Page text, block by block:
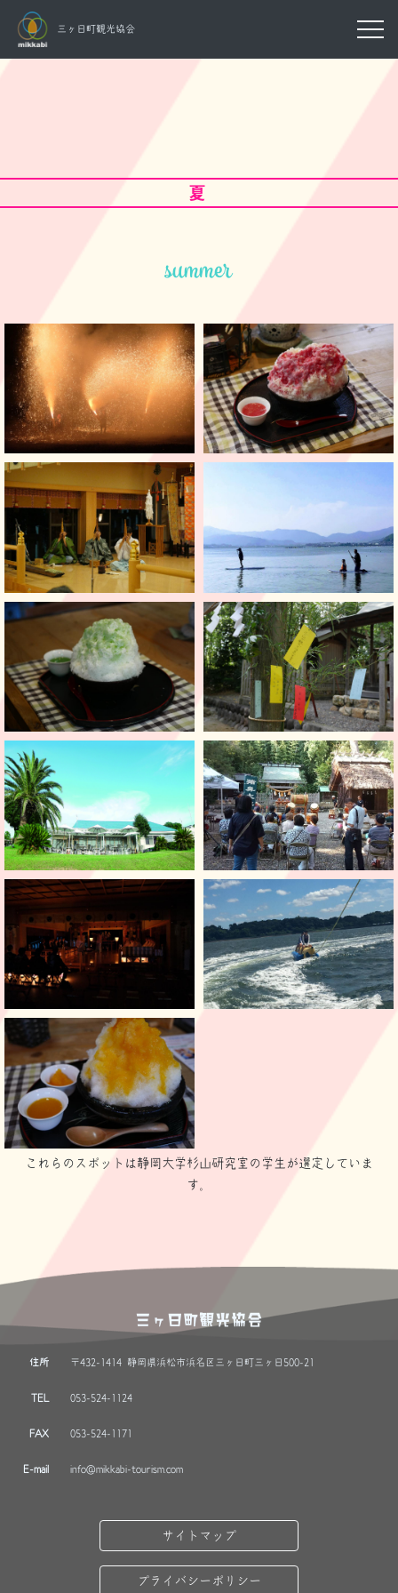
三ヶ日町観光協会
夏
summer
これらのスポットは静岡大学杉山研究室の学生が選定していま
す。
三ヶ日町観光協会
住所 〒432-1414 静岡県浜松市浜名区三ヶ日町三ヶ日500-21
TEL 053-524-1124
FAX 053-524-1171
E-mail info@mikkabi-tourism.com
サイトマップ
プライバシーポリシー